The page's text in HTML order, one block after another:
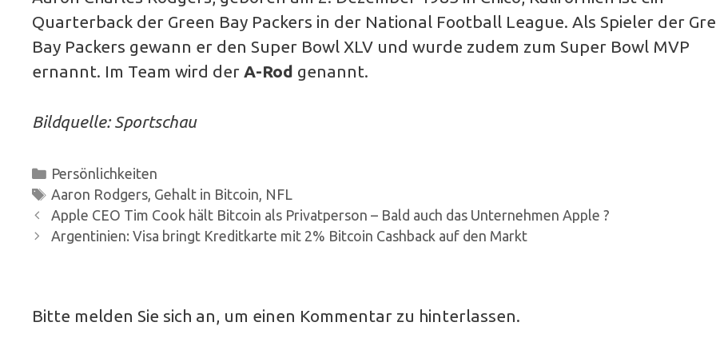
Quarterback der Green Bay Packers in der National Football League. Als Spieler der
Bay Packers gewann er den Super Bowl XLV und wurde zudem zum Super Bowl MVP
ernannt. Im Team wird der A-Rod genannt.
Bildquelle: Sportschau
Kategorien
Persönlichkeiten
Schlagwörter
Aaron Rodgers, Gehalt in Bitcoin NFL
Beitrags-
Navigation
Apple CEO Tim Cook hält Bitcoin als Privatperson – Bald auch das Unternehmen Apple ?
Argentinien: Visa bringt Kreditkarte mit 2% Bitcoin Cashback auf den Markt
Bitte melden Sie sich an, um einen Kommentar zu hinterlassen.